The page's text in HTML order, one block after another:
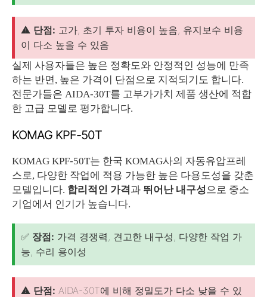
⚠️ 단점: 고가, 초기 투자 비용이 높음, 유지보수 비용
이 다소 높을 수 있음
실제 사용자들은 높은 정확도와 안정적인 성능에 만족
하는 반면, 높은 가격이 단점으로 지적되기도 합니다.
전문가들은 AIDA-30T를 고부가가치 제품 생산에 적합
한 고급 모델로 평가합니다.
KOMAG KPF-50T
KOMAG KPF-50T는 한국 KOMAG사의 자동유압프레
스로, 다양한 작업에 적용 가능한 높은 다용도성을 갖춘
모델입니다. 합리적인 가격과 뛰어난 내구성으로 중소
기업에서 인기가 높습니다.
✅ 장점: 가격 경쟁력, 견고한 내구성, 다양한 작업 가
능, 수리 용이성
⚠️ 단점: AIDA-30T에 비해 정밀도가 다소 낮을 수 있